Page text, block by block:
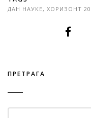
ДАН НАУКЕ, ХОРИЗОНТ
ПРЕТРАГА